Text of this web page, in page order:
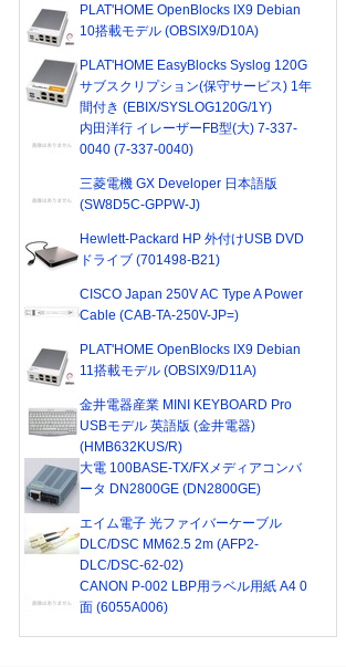
PLAT'HOME OpenBlocks IX9 Debian
10搭載モデル (OBSIX9/D10A)
PLAT'HOME EasyBlocks Syslog 120G
サブスクリプション(保守サービス) 1年
間付き (EBIX/SYSLOG120G/1Y)
内田洋行 イレーザーFB型(大) 7-337-
0040 (7-337-0040)
三菱電機 GX Developer 日本語版
(SW8D5C-GPPW-J)
Hewlett-Packard HP 外付けUSB DVD
ドライブ (701498-B21)
CISCO Japan 250V AC Type A Power
Cable (CAB-TA-250V-JP=)
PLAT'HOME OpenBlocks IX9 Debian
11搭載モデル (OBSIX9/D11A)
金井電器産業 MINI KEYBOARD Pro
USBモデル 英語版 (金井電器)
(HMB632KUS/R)
大電 100BASE-TX/FXメディアコンバ
ータ DN2800GE (DN2800GE)
エイム電子 光ファイバーケーブル
DLC/DSC MM62.5 2m (AFP2-
DLC/DSC-62-02)
CANON P-002 LBP用ラベル用紙 A4 0
面 (6055A006)